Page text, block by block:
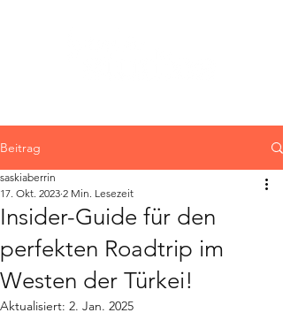
Beitrag
Insider-Guide für den
perfekten Roadtrip im
Westen der Türkei!
saskiaberrin
17. Okt. 2023 2 Min. Lesezeit
Aktualisiert: 2. Jan. 2025